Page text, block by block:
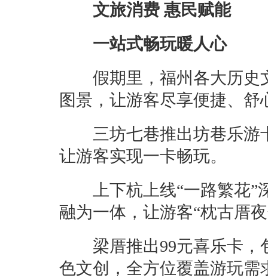
文旅消费 惠民赋能
一站式畅玩暖人心
假期里，福州各大历史
图景，让游客尽享便捷、舒
三坊七巷推出坊巷乐游
让游客实现一卡畅玩。
上下杭上线“一路繁花”
融为一体，让游客“枕古厝
梁厝推出99元喜乐卡，
色文创，全方位覆盖游玩需